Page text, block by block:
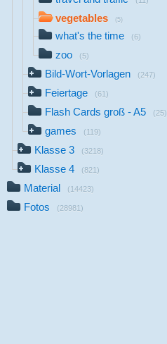
vegetables (5)
what's the time (6)
zoo (5)
Bild-Wort-Vorlagen (247)
Feiertage (61)
Flash Cards groß - A5 (25)
games (119)
Klasse 3 (3218)
Klasse 4 (821)
Material (14423)
Fotos (28981)